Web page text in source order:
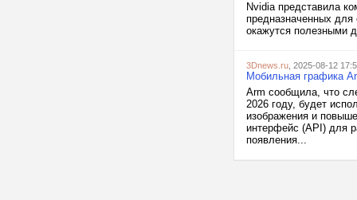
Nvidia представила
предназначенных для
окажутся полезными
3Dnews.ru , 2025-08-12
Мобильная графика
Arm сообщила, что
2026 году, будет
изображения и
интерфейс (API) для
появления...